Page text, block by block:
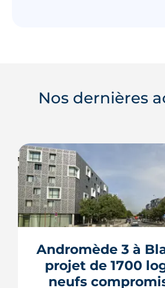
Nos dernières
Andromède 3 à
projet de 1700
neufs